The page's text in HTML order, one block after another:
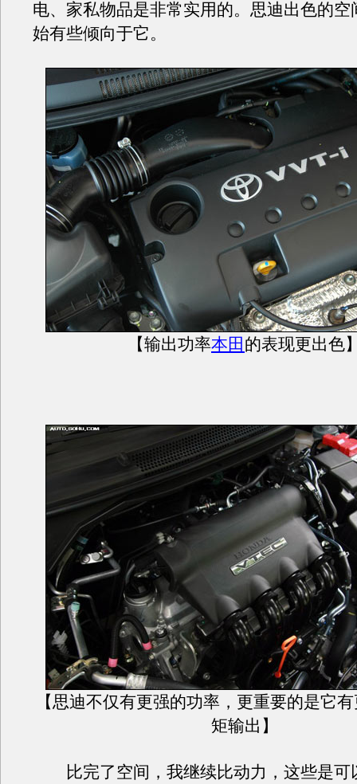
电、家私物品是非常实用的。思迪出色的空
始有些倾向于它。
【输出功率本田 的表现更出色
【思迪不仅有更强的功率，更重要的是它
矩输出】
比完了空间，我继续比动力，这些是可